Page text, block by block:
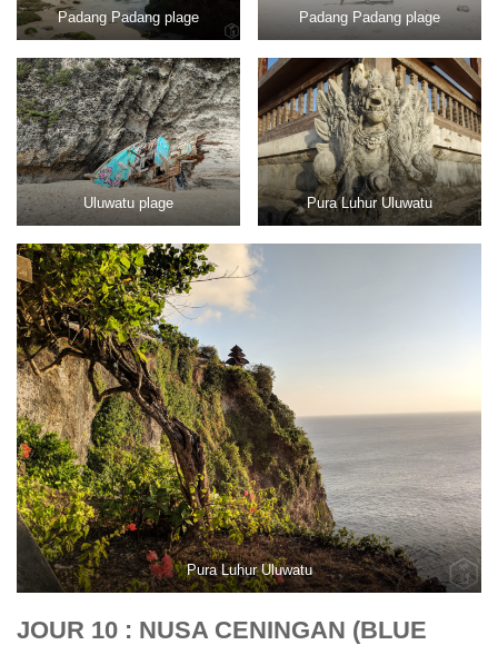
Padang Padang plage Padang Padang plage
Uluwatu plage Pura Luhur Uluwatu
Pura Luhur Uluwatu
JOUR 10 : NUSA CENINGAN (BLUE